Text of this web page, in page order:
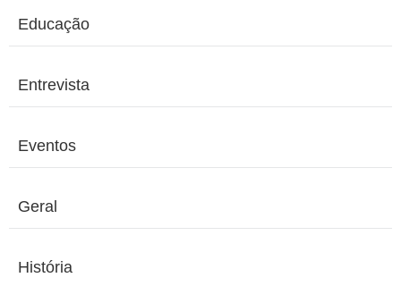
Educação
Entrevista
Eventos
Geral
História